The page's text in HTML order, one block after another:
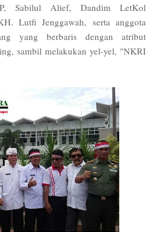
Sabilul Alief, Dandim LetKol
Lutfi Jenggawah, serta anggota
yang berbaris dengan atribut
sambil melakukan yel-yel, "NKRI